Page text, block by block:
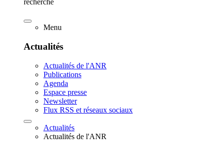
recherche
Menu
Actualités
Actualités de l'ANR
Publications
Agenda
Espace presse
Newsletter
Flux RSS et réseaux sociaux
Actualités
Actualités de l'ANR